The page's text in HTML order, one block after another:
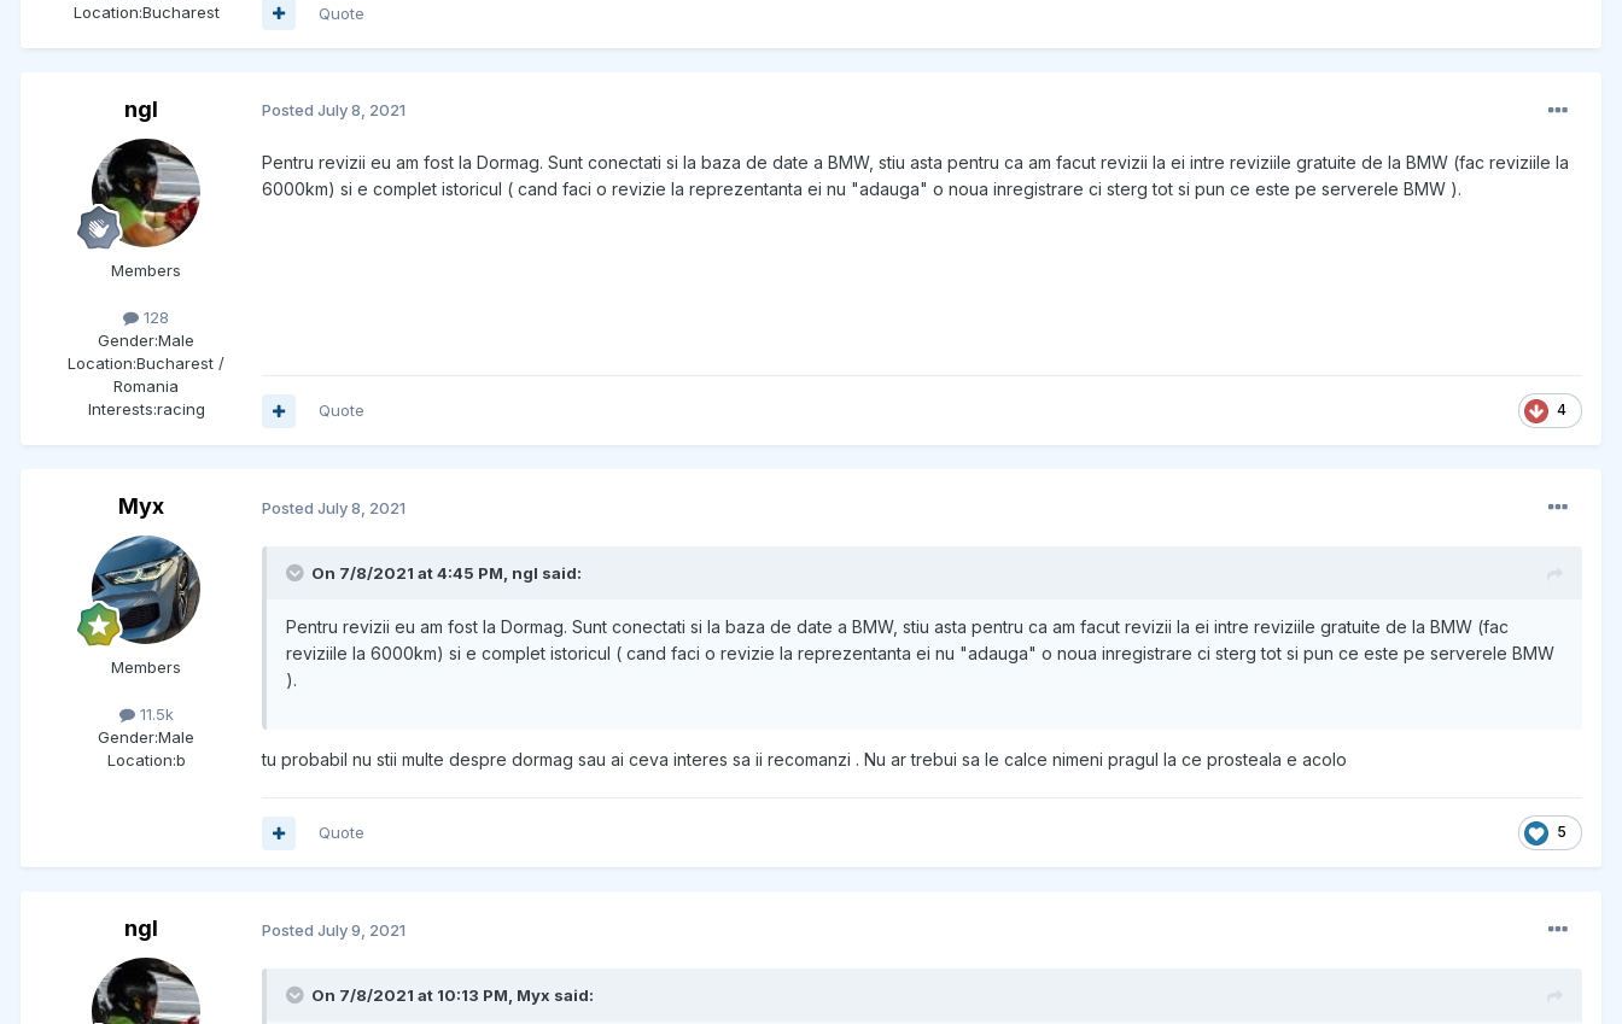
Location:Bucharest Quote
ngl
Members
128
Gender:Male
Location:Bucharest /
Romania
Interests:racing
Posted July 8, 2021
Pentru revizii eu am fost la Dormag. Sunt conectati si la baza de date a BMW, stiu asta pentru ca am facut revizii la ei intre reviziile gratuite de la BMW (fac reviziile la
6000km) si e complet istoricul ( cand faci o revizie la reprezentanta ei nu "adauga" o noua inregistrare ci sterg tot si pun ce este pe serverele BMW ).
4
Quote
Myx
Members
11.5k
Gender:Male
Location:b
Posted July 8, 2021
On 7/8/2021 at 4:45 PM, ngl said:
Pentru revizii eu am fost la Dormag. Sunt conectati si la baza de date a BMW, stiu asta pentru ca am facut revizii la ei intre reviziile gratuite de la BMW (fac
reviziile la 6000km) si e complet istoricul ( cand faci o revizie la reprezentanta ei nu "adauga" o noua inregistrare ci sterg tot si pun ce este pe serverele BMW
).
tu probabil nu stii multe despre dormag sau ai ceva interes sa ii recomanzi . Nu ar trebui sa le calce nimeni pragul la ce prosteala e acolo
5
Quote
ngl Posted July 9, 2021
On 7/8/2021 at 10:13 PM, Myx said: